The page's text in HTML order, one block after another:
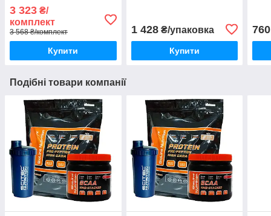
Шейкер
3 323 ₴/
комплект
3 568 ₴/комплект
Купити
1 428₴/упаковка
Купити
760
Подібні товари компанії